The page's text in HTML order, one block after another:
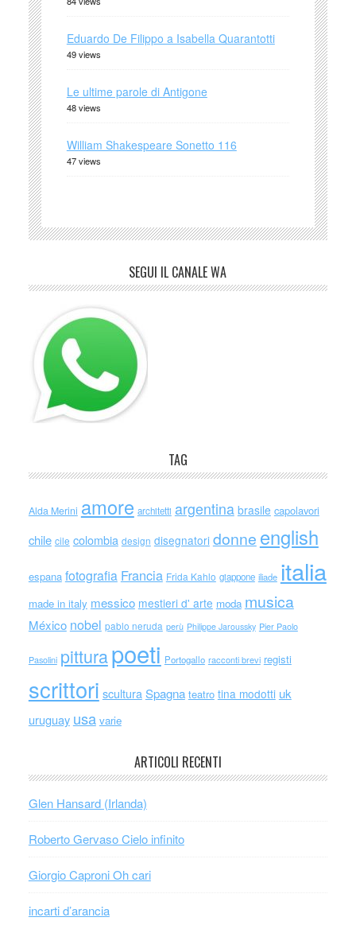
Eduardo De Filippo a Isabella Quarantotti
49 views
Le ultime parole di Antigone
48 views
William Shakespeare Sonetto 116
47 views
SEGUI IL CANALE WA
TAG
Alda Merini amore architetti argentina brasile capolavori
chile cile colombia design disegnatori donne english
espana fotografia Francia Frida Kahlo giappone iliade italia
made in italy messico mestieri d' arte moda musica
México nobel pablo neruda perù Philippe Jaroussky Pier Paolo
Pasolini pitturapoeti Portogallo racconti brevi registi
scrittori scultura Spagna teatro tina modotti uk
uruguay usa varie
ARTICOLI RECENTI
Glen Hansard (Irlanda)
Roberto Gervaso Cielo infinito
Giorgio Caproni Oh cari
incarti d’arancia